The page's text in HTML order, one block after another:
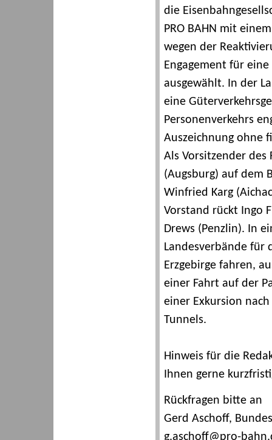
die
PRO BAHN mit
wegen der
Engagement für
ausgewählt. In der
eine
Personenverkehrs
Auszeichnung ohne
Als Vorsitzender des
(Augsburg) auf dem
Winfried Karg
Vorstand rückt Ingo
Drews (Penzlin). In
Landesverbände für
Erzgebirge fahren,
einer Fahrt auf der
einer Exkursion
Tunnels.
Hinweis für die
Ihnen gerne
Rückfragen bitte an
Gerd Aschoff,
g.aschoff@pro-